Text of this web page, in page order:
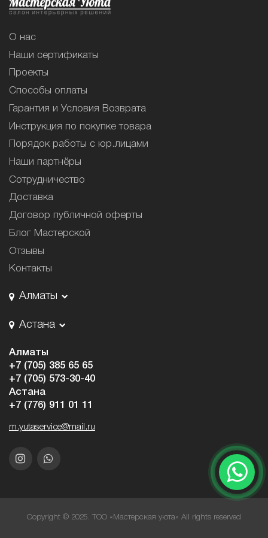
О нас
Наши сертификаты
Проекты
Способы оплаты
Гарантия и Условия Возврата
Инструкция по покупке товара
Порядок работы с юр.лицами
Наши партнёры
Сотрудничество
Доставка
Договор публичной оферты
Блог Мастерской
Отзывы
Контакты
Алматы
Астана
Алматы
+7 (705) 385 65 65
+7 (705) 573-30-40
Астана
+7 (776) 911 01 11
m.yutaservice@mail.ru
Copyright © 2025. ТОО «Мастерская уюта» All rights reserved